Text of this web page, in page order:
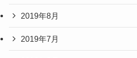
2019年8月
2019年7月